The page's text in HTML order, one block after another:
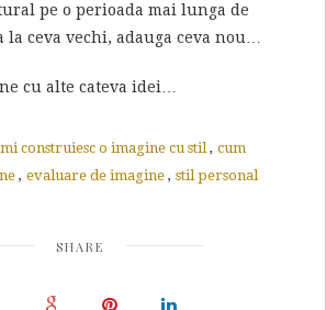
pe o perioada mai lunga de
ceva vechi, adauga ceva nou…
cu alte cateva idei…
construiesc o imagine cu stil , cum
, evaluare de imagine , stil personal
SHARE